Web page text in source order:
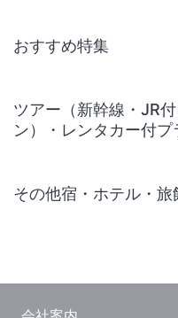
おすすめ特集
ツアー（新幹線・JR
ン）・レンタカー付プ
その他宿・ホテル・旅